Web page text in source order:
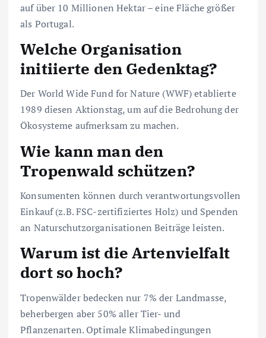
auf über 10 Millionen Hektar – eine Fläche größer
als Portugal.
Welche Organisation
initiierte den Gedenktag?
Der World Wide Fund for Nature (WWF) etablierte
1989 diesen Aktionstag, um auf die Bedrohung der
Ökosysteme aufmerksam zu machen.
Wie kann man den
Tropenwald schützen?
Konsumenten können durch verantwortungsvollen
Einkauf (z.B. FSC-zertifiziertes Holz) und Spenden
an Naturschutzorganisationen Beiträge leisten.
Warum ist die Artenvielfalt
dort so hoch?
Tropenwälder bedecken nur 7% der Landmasse,
beherbergen aber 50% aller Tier- und
Pflanzenarten. Optimale Klimabedingungen